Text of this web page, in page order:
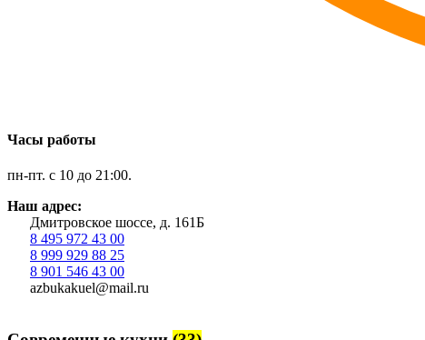
Часы работы
пн-пт. с 10 до 21:00.
Наш адрес:
Дмитровское шоссе, д. 161Б
8 495 972 43 00
8 999 929 88 25
8 901 546 43 00
azbukakuel@mail.ru